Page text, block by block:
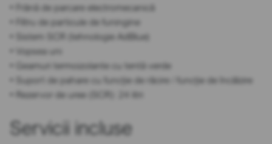
• Frână de parcare electromecanică
• Filtru de particule de funingine
• Sistem SCR (tehnologie AdBlue)
• Vopsea uni
• Geamuri termoizolante cu tentă verde
• Suport de pahare cu funcție de răcire / funcție de încălzire
• Rezervor de uree (SCR): 24 litri
Servicii incluse